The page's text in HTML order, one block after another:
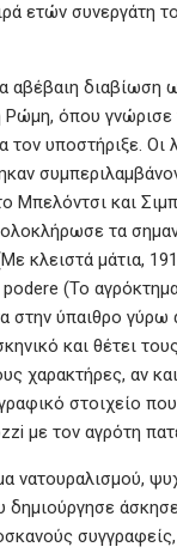
ετών συνεργάτη
αβέβαιη διαβίωση
όπου γνώρισε
τον υποστήριξε. Οι
Μπελόντσι και
τα
κλειστά μάτια,
(Το
στην ύπαιθρο γύρω
και θέτει
χαρακτήρες, αν
στοιχείο
με τον αγρότη
νατουραλισμού,
δημιούργησε